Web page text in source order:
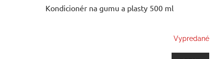
Kondicionér na gumu a plasty 500 ml
Vypredané